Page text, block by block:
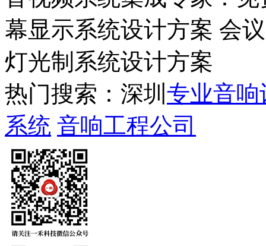
幕显示系统设计方案 会
灯光制系统设计方案
热门搜索：深圳 专业音响
系统 音响工程公司